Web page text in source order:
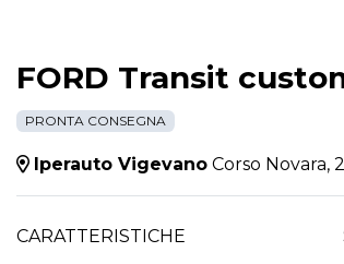
FORD Transit
PRONTA CONSEGNA
Iperauto Vigevano Corso Novara,
CARATTERISTICHE